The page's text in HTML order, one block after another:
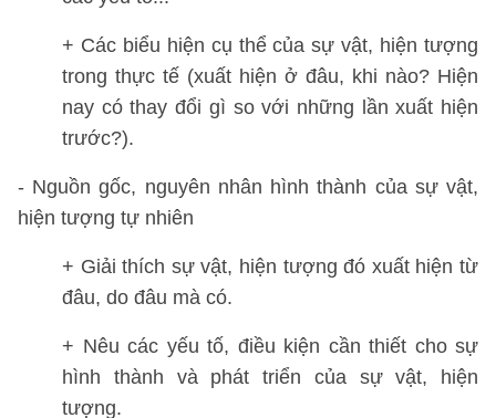
+ Các biểu hiện cụ thể của sự vật, hiện tượng
trong thực tế (xuất hiện ở đâu, khi nào? Hiện
nay có thay đổi gì so với những lần xuất hiện
trước?).
- Nguồn gốc, nguyên nhân hình thành của sự vật,
hiện tượng tự nhiên
+ Giải thích sự vật, hiện tượng đó xuất hiện từ
đâu, do đâu mà có.
+ Nêu các yếu tố, điều kiện cần thiết cho sự
hình thành và phát triển của sự vật, hiện
tượng.